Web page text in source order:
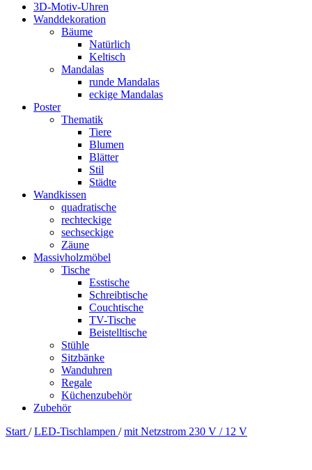
3D-Motiv-Uhren
Wanddekoration
Bäume
Natürlich
Keltisch
Mandalas
runde Mandalas
eckige Mandalas
Poster
Thematik
Tiere
Blumen
Blätter
Stil
Städte
Wandkissen
quadratische
rechteckige
sechseckige
Zäune
Massivholzmöbel
Tische
Esstische
Schreibtische
Couchtische
TV-Tische
Beistelltische
Stühle
Sitzbänke
Wanduhren
Regale
Küchenzubehör
Zubehör
Start / LED-Tischlampen / mit Netzstrom 230 V / 12 V